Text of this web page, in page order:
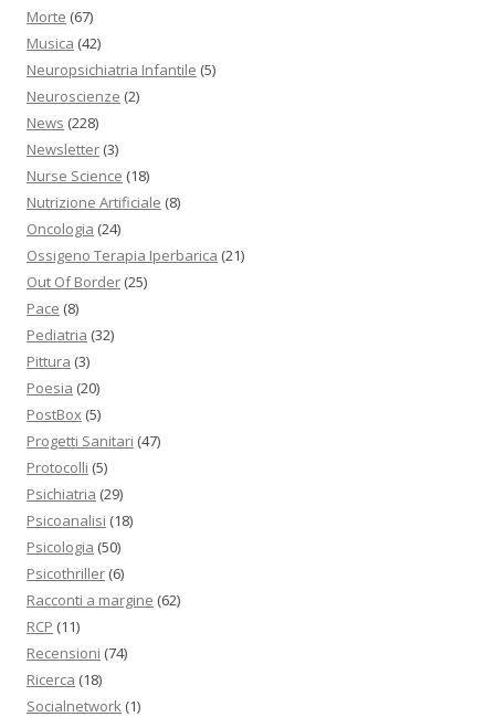
Morte (67)
Musica (42)
Neuropsichiatria Infantile (5)
Neuroscienze (2)
News (228)
Newsletter (3)
Nurse Science (18)
Nutrizione Artificiale (8)
Oncologia (24)
Ossigeno Terapia Iperbarica (21)
Out Of Border (25)
Pace (8)
Pediatria (32)
Pittura (3)
Poesia (20)
PostBox (5)
Progetti Sanitari (47)
Protocolli (5)
Psichiatria (29)
Psicoanalisi (18)
Psicologia (50)
Psicothriller (6)
Racconti a margine (62)
RCP (11)
Recensioni (74)
Ricerca (18)
Socialnetwork (1)